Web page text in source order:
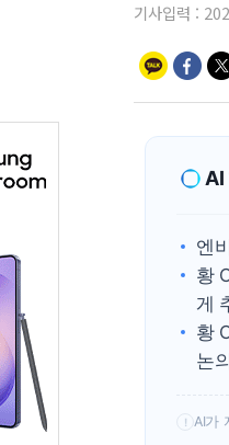
기사입력 :
AI
엔
황
게
황
논
! AI가